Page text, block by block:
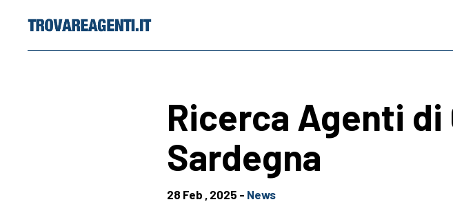
content
Ricerca Agenti
Sardegna
28 Feb , 2025 - News